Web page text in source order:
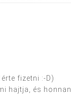
fizetni :-D)
hajtja, és honnan